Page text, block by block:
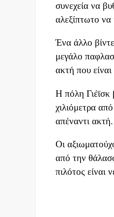
συνεχεία να
αλεξίπτωτο να
Ένα άλλο
μεγάλο
ακτή που
Η πόλη Γιέϊσκ
χιλιόμετρα
απέναντι ακτή.
Οι
από την
πιλότος είναι